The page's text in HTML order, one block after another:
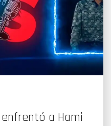
a Hami